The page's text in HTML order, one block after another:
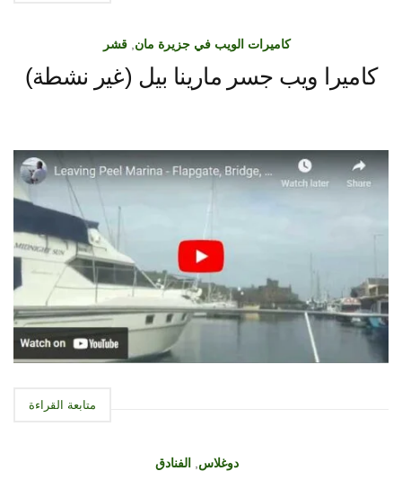
كاميرات الويب في جزيرة مان ,قشر
كاميرا ويب جسر مارينا بيل (غير نشطة)
متابعة القراءة
دوغلاس الفنادق